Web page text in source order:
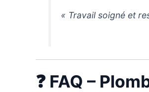
« Travail soigné et
❓ FAQ –